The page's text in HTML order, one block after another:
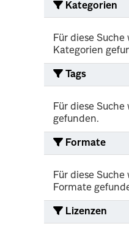
Kategorien
Für diese
Kategorien
Tags
Für diese Suche
gefunden.
Formate
Für diese
Formate
Lizenzen